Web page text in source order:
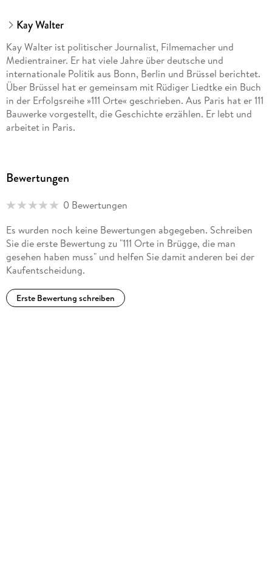
Kay Walter
Kay Walter ist politischer Journalist, Filmemacher und
Medientrainer. Er hat viele Jahre über deutsche und
internationale Politik aus Bonn, Berlin und Brüssel berichtet.
Über Brüssel hat er gemeinsam mit Rüdiger Liedtke ein Buch
in der Erfolgsreihe »111 Orte« geschrieben. Aus Paris hat er 111
Bauwerke vorgestellt, die Geschichte erzählen. Er lebt und
arbeitet in Paris.
Bewertungen
0 Bewertungen
Es wurden noch keine Bewertungen abgegeben. Schreiben
Sie die erste Bewertung zu "111 Orte in Brügge, die man
gesehen haben muss" und helfen Sie damit anderen bei der
Kaufentscheidung.
Erste Bewertung schreiben